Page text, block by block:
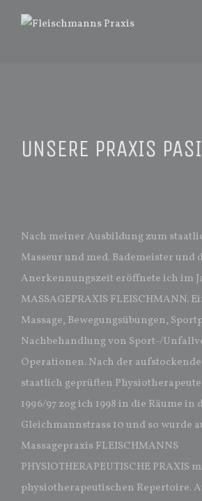
UNSERE PRAXIS
Nach meiner Ausbildung zum
Masseur und med. Bademeister und
Anerkennungszeit eröffnete ich im
MASSAGEPRAXIS FLEISCHMANN.
Massage, Bewegungsübungen,
Nachbehandlung von Sport-/
Operationen. Nach der
staatlich geprüften
1996/97 zog ich 1998 in die Räume in
Gleichmannstrass 10 und so wurde
Massagepraxis FLEISCHMANNS
PHYSIOTHERAPEUTISCHE PRAXIS
physiotherapeutischen Repertoire.